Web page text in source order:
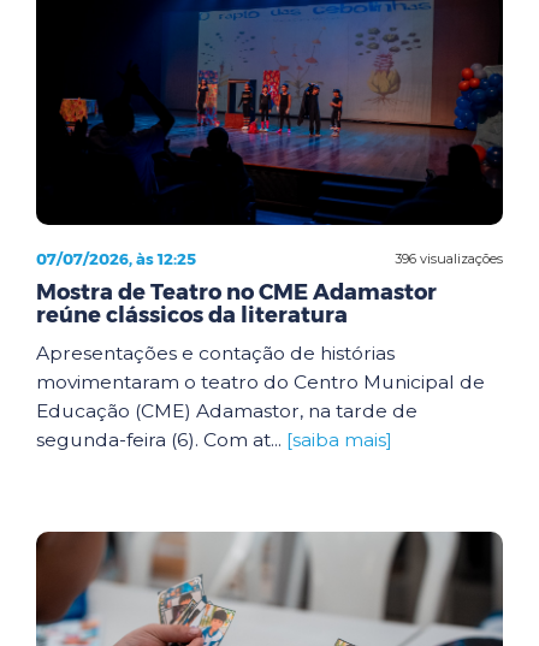
396 visualizações
07/07/2026, às 12:25
Mostra de Teatro no CME Adamastor
reúne clássicos da literatura
Apresentações e contação de histórias
movimentaram o teatro do Centro Municipal de
Educação (CME) Adamastor, na tarde de
segunda-feira (6). Com at... [saiba mais]